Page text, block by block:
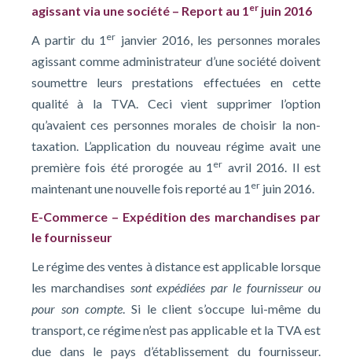
agissant via une société – Report au 1er juin 2016
A partir du 1 er janvier 2016, les personnes morales
agissant comme administrateur d’une société doivent
soumettre leurs prestations effectuées en cette
qualité à la TVA. Ceci vient supprimer l’option
qu’avaient ces personnes morales de choisir la non-
taxation. L’application du nouveau régime avait une
première fois été prorogée au 1 er avril 2016. Il est
maintenant une nouvelle fois reporté au 1 er juin 2016.
E-Commerce – Expédition des marchandises par
le fournisseur
Le régime des ventes à distance est applicable lorsque
les marchandises sont expédiées par le fournisseur ou
pour son compte. Si le client s’occupe lui-même du
transport, ce régime n’est pas applicable et la TVA est
due dans le pays d’établissement du fournisseur.